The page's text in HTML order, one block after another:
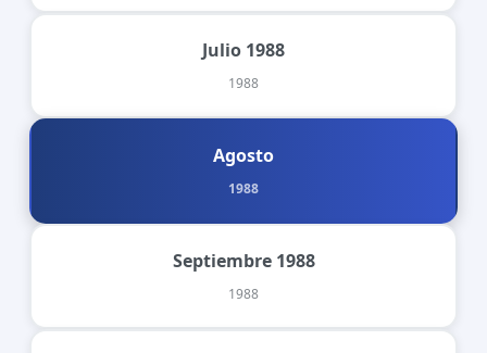
Julio 1988
1988
Agosto
1988
Septiembre 1988
1988